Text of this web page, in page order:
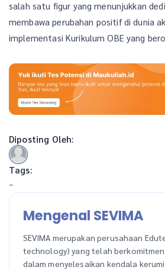
salah satu figur yang menunjukkan
membawa perubahan positif di dunia
implementasi Kurikulum OBE yang
Diposting Oleh:
Tags:
-
Mengenal SEVIMA
SEVIMA merupakan perusahaan
technology) yang telah
dalam menyelesaikan kendala